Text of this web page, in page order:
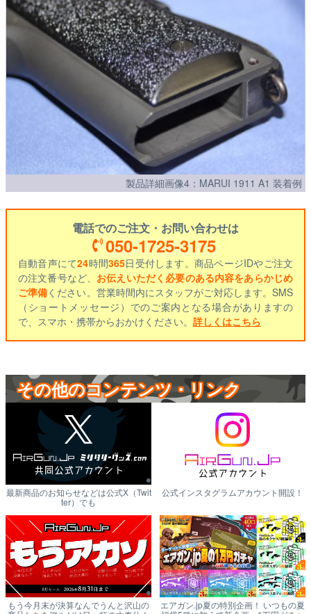
製品詳細画像4：MARUI 1911 A1 装着例
電話でのご注文・お問い合わせは
050-1725-3175
自動音声にて24時間365日受付します。商品ページIDやご注文
の注文番号など、 お伝えいただく必要のある内容をあらかじめ
ご準備ください。営業時間内にスタッフがご対応します。SMS
（ショートメッセージ）でのご案内となる場合がありますの
で、スマホ・携帯からおかけください。 詳しくはこちら
その他のコンテンツ・リンク
最新商品のお知らせなどは公式X（Twit
ter）でも
公式インスタグラムアカウント開設！
もう今月末が決算なんでうんと沢山の
エアガン.jp夏の特別企画！ いつもの夏